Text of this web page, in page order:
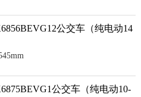
公交车（纯电动14
公交车（纯电动10-